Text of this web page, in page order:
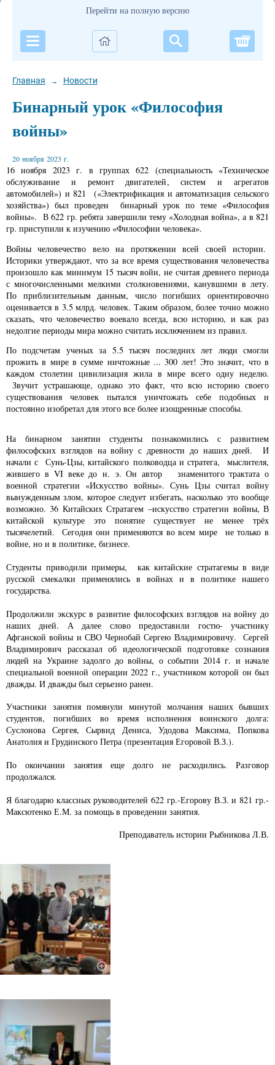
Перейти на полную версию
Главная → Новости
Бинарный урок «Философия
войны»
20 ноября 2023 г.
16 ноября 2023 г. в группах 622 (специальность «Техническое
обслуживание и ремонт двигателей, систем и агрегатов
автомобилей») и 821 («Электрификация и автоматизация сельского
хозяйства») был проведен бинарный урок по теме «Философия
войны». В 622 гр. ребята завершили тему «Холодная война», а в 821
гр. приступили к изучению «Философии человека».
Войны человечество вело на протяжении всей своей истории.
Историки утверждают, что за все время существования человечества
произошло как минимум 15 тысяч войн, не считая древнего периода
с многочисленными мелкими столкновениями, канувшими в лету.
По приблизительным данным, число погибших ориентировочно
оценивается в 3.5 млрд. человек. Таким образом, более точно можно
сказать, что человечество воевало всегда, всю историю, и как раз
недолгие периоды мира можно считать исключением из правил.
По подсчетам ученых за 5.5 тысяч последних лет люди смогли
прожить в мире в сумме ничтожные ... 300 лет! Это значит, что в
каждом столетии цивилизация жила в мире всего одну неделю.
Звучит устрашающе, однако это факт, что всю историю своего
существования человек пытался уничтожать себе подобных и
постоянно изобретал для этого все более изощренные способы.
На бинарном занятии студенты познакомились с развитием
философских взглядов на войну с древности до наших дней. И
начали с Сунь-Цзы, китайского полководца и стратега, мыслителя,
жившего в VI веке до н. э. Он автор знаменитого трактата о
военной стратегии «Искусство войны». Сунь Цзы считал войну
вынужденным злом, которое следует избегать, насколько это вообще
возможно. 36 Китайских Стратагем –искусство стратегии войны, В
китайской культуре это понятие существует не менее трёх
тысячелетий. Сегодня они применяются во всем мире не только в
войне, но и в политике, бизнесе.
Студенты приводили примеры, как китайские стратагемы в виде
русской смекалки применялись в войнах и в политике нашего
государства.
Продолжили экскурс в развитие философских взглядов на войну до
наших дней. А далее слово предоставили гостю- участнику
Афганской войны и СВО Чернобай Сергею Владимировичу. Сергей
Владимирович рассказал об идеологической подготовке сознания
людей на Украине задолго до войны, о событии 2014 г. и начале
специальной военной операции 2022 г., участником которой он был
дважды. И дважды был серьезно ранен.
Участники занятия помянули минутой молчания наших бывших
студентов, погибших во время исполнения воинского долга:
Суслонова Сергея, Сырвид Дениса, Удодова Максима, Попкова
Анатолия и Грудинского Петра (презентация Егоровой В.З.).
По окончании занятия еще долго не расходились. Разговор
продолжался.
Я благодарю классных руководителей 622 гр.-Егорову В.З. и 821 гр.-
Максютенко Е.М. за помощь в проведении занятия.
Преподаватель истории Рыбникова Л.В.